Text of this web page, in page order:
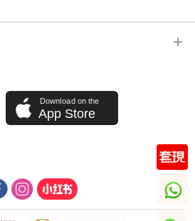
Download on the
App Store
whatsapp